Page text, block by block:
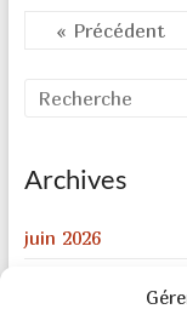
« Précédent
Archives
juin 2026